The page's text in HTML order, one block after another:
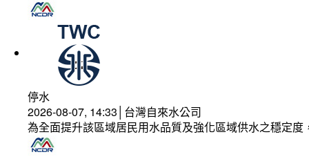
停水
2026-08-07, 14:33│台灣自來水公司
為全面提升該區域居民用水品質及強化區域供水之穩定